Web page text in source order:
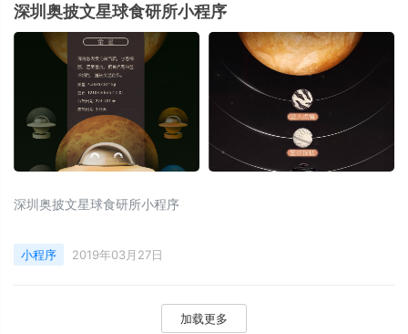
深圳奥披文星球食研所小程序
深圳奥披文星球食研所小程序
小程序 2019年03月27日
加载更多